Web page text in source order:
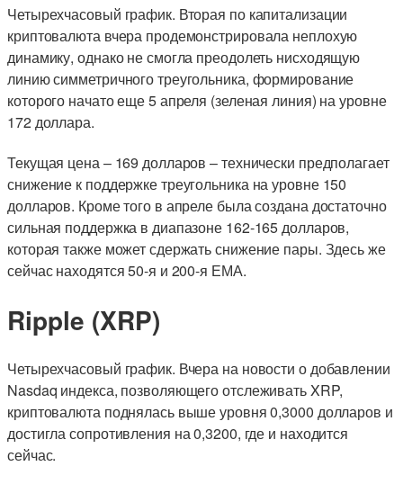
Четырехчасовый график. Вторая по капитализации
криптовалюта вчера продемонстрировала неплохую
динамику, однако не смогла преодолеть нисходящую
линию симметричного треугольника, формирование
которого начато еще 5 апреля (зеленая линия) на уровне
172 доллара.
Текущая цена – 169 долларов – технически предполагает
снижение к поддержке треугольника на уровне 150
долларов. Кроме того в апреле была создана достаточно
сильная поддержка в диапазоне 162-165 долларов,
которая также может сдержать снижение пары. Здесь же
сейчас находятся 50-я и 200-я ЕМА.
Ripple (XRP)
Четырехчасовый график. Вчера на новости о добавлении
Nasdaq индекса, позволяющего отслеживать XRP,
криптовалюта поднялась выше уровня 0,3000 долларов и
достигла сопротивления на 0,3200, где и находится
сейчас.